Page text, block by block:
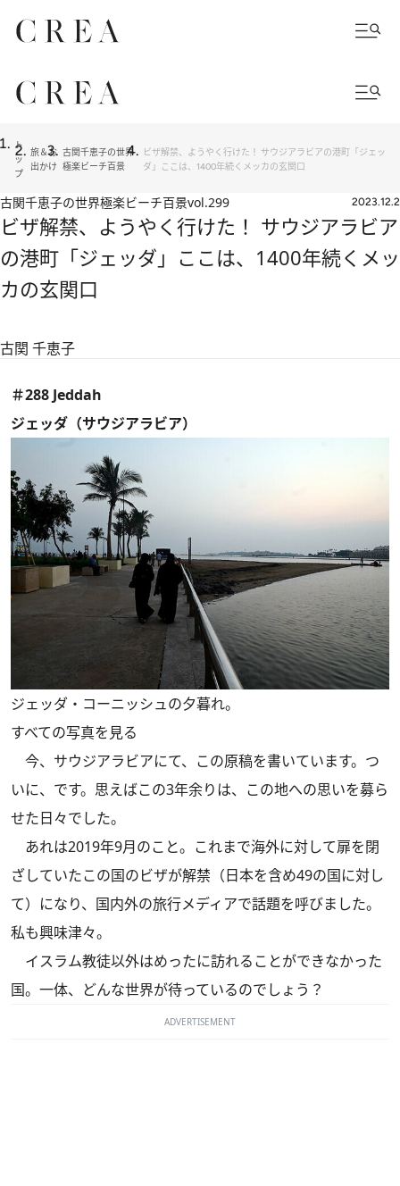
ト
ッ
プ
旅＆お
出かけ
古関千恵子の世界
極楽ビーチ百景
ビザ解禁、ようやく行けた！ サウジアラビアの港町「ジェッ
ダ」ここは、1400年続くメッカの玄関口
古関千恵子の世界極楽ビーチ百景vol.299 2023.12.2
ビザ解禁、ようやく行けた！ サウジアラビア
の港町「ジェッダ」ここは、1400年続くメッ
カの玄関口
古関 千恵子
＃288 Jeddah
ジェッダ（サウジアラビア）
ジェッダ・コーニッシュの夕暮れ。
すべての写真を見る
今、サウジアラビアにて、この原稿を書いています。つ
いに、です。思えばこの3年余りは、この地への思いを募ら
せた日々でした。
あれは2019年9月のこと。これまで海外に対して扉を閉
ざしていたこの国のビザが解禁（日本を含め49の国に対し
て）になり、国内外の旅行メディアで話題を呼びました。
私も興味津々。
イスラム教徒以外はめったに訪れることができなかった
国。一体、どんな世界が待っているのでしょう？
ADVERTISEMENT